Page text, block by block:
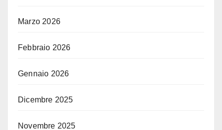
Marzo 2026
Febbraio 2026
Gennaio 2026
Dicembre 2025
Novembre 2025